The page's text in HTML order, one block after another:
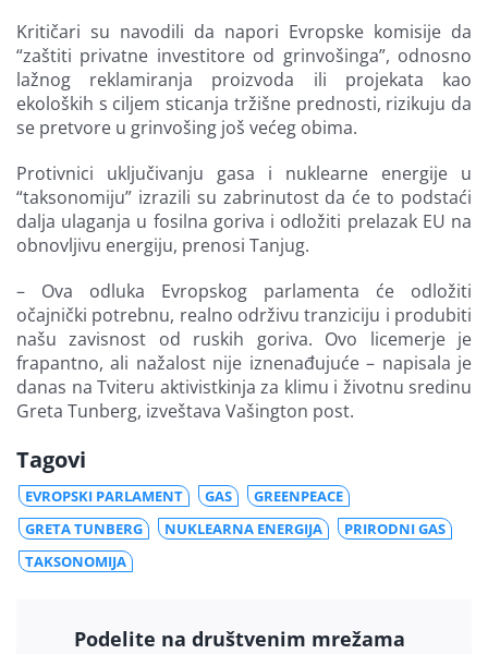
Kritičari su navodili da napori Evropske komisije da
“zaštiti privatne investitore od grinvošinga”, odnosno
lažnog reklamiranja proizvoda ili projekata kao
ekoloških s ciljem sticanja tržišne prednosti, rizikuju da
se pretvore u grinvošing još većeg obima.
Protivnici uključivanju gasa i nuklearne energije u
“taksonomiju” izrazili su zabrinutost da će to podstaći
dalja ulaganja u fosilna goriva i odložiti prelazak EU na
obnovljivu energiju, prenosi Tanjug.
– Ova odluka Evropskog parlamenta će odložiti
očajnički potrebnu, realno održivu tranziciju i produbiti
našu zavisnost od ruskih goriva. Ovo licemerje je
frapantno, ali nažalost nije iznenađujuće – napisala je
danas na Tviteru aktivistkinja za klimu i životnu sredinu
Greta Tunberg, izveštava Vašington post.
Tagovi
EVROPSKI PARLAMENT GAS
GREENPEACE
GRETA TUNBERG
NUKLEARNA ENERGIJA
PRIRODNI GAS
TAKSONOMIJA
Podelite na društvenim mrežama